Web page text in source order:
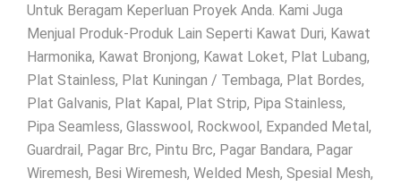
Untuk Beragam Keperluan Proyek Anda. Kami Juga
Menjual Produk-Produk Lain Seperti Kawat Duri, Kawat
Harmonika, Kawat Bronjong, Kawat Loket, Plat Lubang,
Plat Stainless, Plat Kuningan / Tembaga, Plat Bordes,
Plat Galvanis, Plat Kapal, Plat Strip, Pipa Stainless,
Pipa Seamless, Glasswool, Rockwool, Expanded Metal,
Guardrail, Pagar Brc, Pintu Brc, Pagar Bandara, Pagar
Wiremesh, Besi Wiremesh, Welded Mesh, Spesial Mesh,